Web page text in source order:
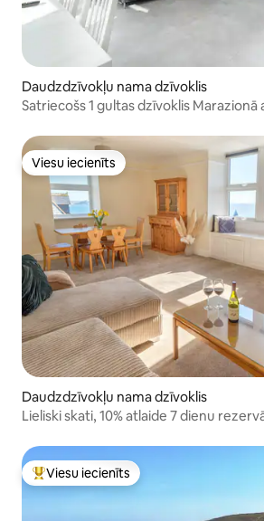
Daudzdzīvokļu nama dzīvoklis
Satriecošs 1 gultas dzīvoklis
Viesu iecienīts
Viesu iecienīts
Daudzdzīvokļu nama dzīvoklis
Lieliski skati, 10% atlaide 7 dienu
Populārs viesu iecienīts mājoklis
Viesu iecienīts